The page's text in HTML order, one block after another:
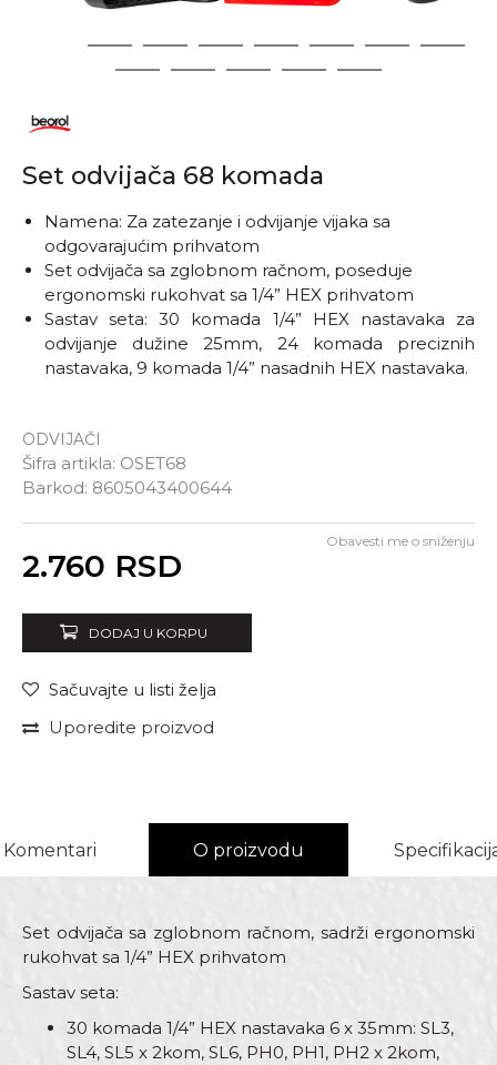
2 3 4 5 6 7
8
9
10 11 12 13
Set odvijača 68 komada
ODVIJAČI
Šifra artikla: OSET68
Barkod: 8605043400644
Namena: Za zatezanje i odvijanje vijaka sa
odgovarajućim prihvatom
Set odvijača sa zglobnom račnom, poseduje
ergonomski rukohvat sa 1/4” HEX prihvatom
Sastav seta: 30 komada 1/4” HEX nastavaka za
odvijanje dužine 25mm, 24 komada preciznih
nastavaka, 9 komada 1/4” nasadnih HEX nastavaka.
2.760 RSD
Obavesti me o sniženju
DODAJ U KORPU
Sačuvajte u listi želja
Uporedite proizvod
Komentari O proizvodu
Set odvijača sa zglobnom račnom, sadrži ergonomski
rukohvat sa 1/4” HEX prihvatom
Sastav seta:
30 komada 1/4” HEX nastavaka 6 x 35mm: SL3,
SL4, SL5 x 2kom, SL6, PH0, PH1, PH2 x 2kom,